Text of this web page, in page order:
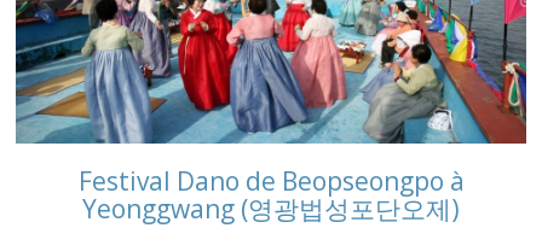
Festival Dano de Beopseongpo à
Yeonggwang (영광법성포단오제)